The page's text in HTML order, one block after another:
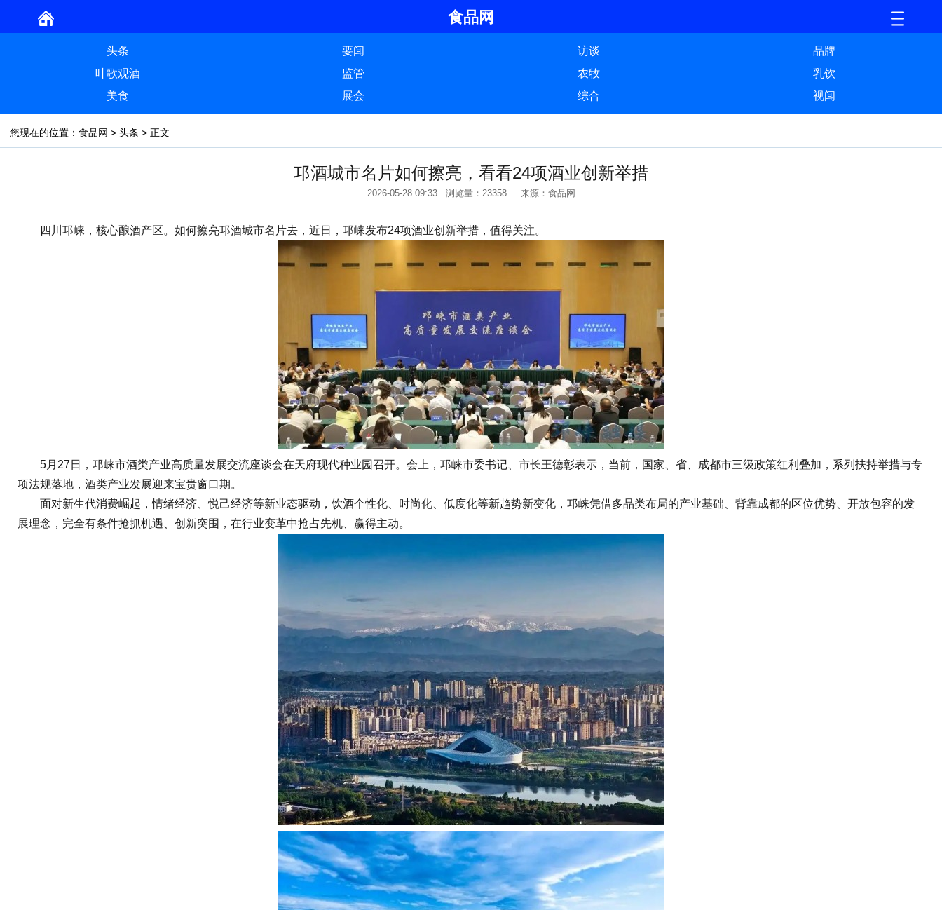
食品网
头条 要闻 访谈
品牌
叶歌观酒
监管 农牧
乳饮
美食
展会 综合 视闻
您现在的位置： 食品网 > 头条 > 正文
邛酒城市名片如何擦亮，看看24项酒业创新举措
2026-05-28 09:33 浏览量：23358 来源：食品网
四川邛崃，核心酿酒产区。如何擦亮邛酒城市名片去，近日，邛崃发布24项酒业创新举措，值得关注。
5月27日，邛崃市酒类产业高质量发展交流座谈会在天府现代种业园召开。会上，邛崃市委书记、市长王德彰表示，当前，国家、省、成都市三级政策红利叠加，系列扶持举措与专
项法规落地，酒类产业发展迎来宝贵窗口期。
面对新生代消费崛起，情绪经济、悦己经济等新业态驱动，饮酒个性化、时尚化、低度化等新趋势新变化，邛崃凭借多品类布局的产业基础、背靠成都的区位优势、开放包容的发
展理念，完全有条件抢抓机遇、创新突围，在行业变革中抢占先机、赢得主动。